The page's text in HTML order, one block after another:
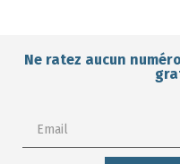
Ne ratez aucun